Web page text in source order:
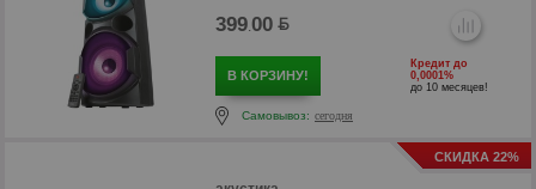
р
399.00
В КОРЗИНУ!
Кредит до
0,0001%
до 10 месяцев!
Самовывоз: сегодня
СКИДКА 22%